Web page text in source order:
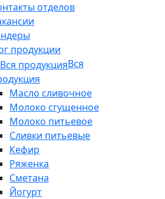
отделов
продукции
Вся
Масло сливочное
Молоко сгущенное
Молоко питьевое
Сливки питьевые
Кефир
Ряженка
Сметана
Йогурт